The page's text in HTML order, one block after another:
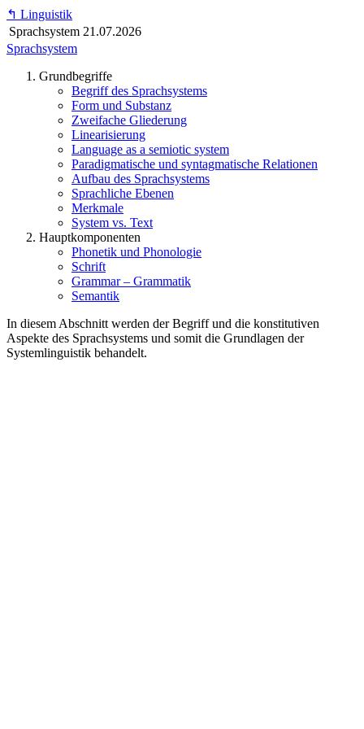
↰ Linguistik
Sprachsystem 21.07.2026
Sprachsystem
Grundbegriffe
Begriff des Sprachsystems
Form und Substanz
Zweifache Gliederung
Linearisierung
Language as a semiotic system
Paradigmatische und syntagmatische Relationen
Aufbau des Sprachsystems
Sprachliche Ebenen
Merkmale
System vs. Text
Hauptkomponenten
Phonetik und Phonologie
Schrift
Grammar – Grammatik
Semantik
In diesem Abschnitt werden der Begriff und die konstitutiven
Aspekte des Sprachsystems und somit die Grundlagen der
Systemlinguistik behandelt.